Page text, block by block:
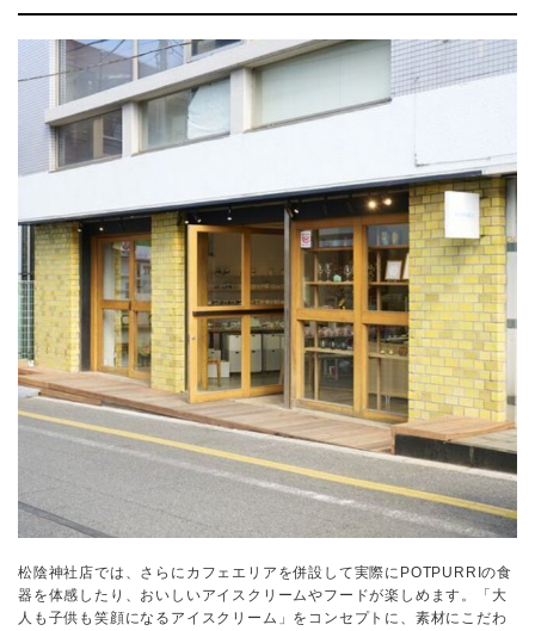
松陰神社店では、さらにカフェエリアを併設して実際にPOTPURRIの食
器を体感したり、おいしいアイスクリームやフードが楽しめます。「大
人も子供も笑顔になるアイスクリーム」をコンセプトに、素材にこだわ